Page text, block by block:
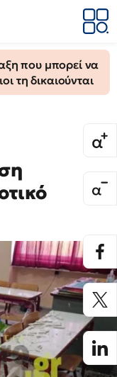
που μπορεί να
τη δικαιούνται